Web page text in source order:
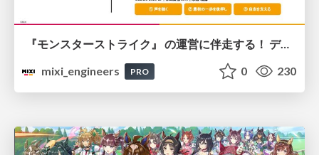
『モンスターストライク』 の運営に伴走する！ データ民主化への 解析グループの3つのアプローチ
mixi_engineers
PRO 0 230